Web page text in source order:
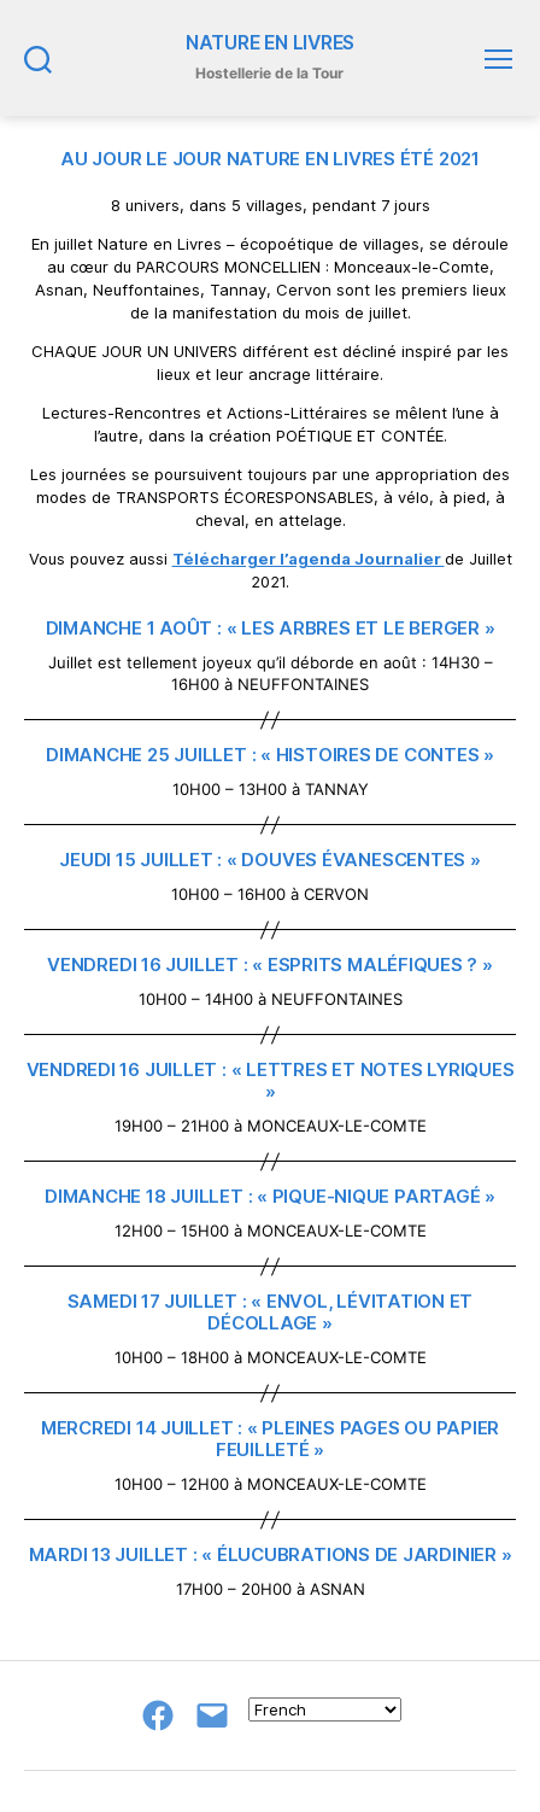
NATURE EN LIVRES
Hostellerie de la Tour
AU JOUR LE JOUR NATURE EN LIVRES ÉTÉ 2021
8 univers, dans 5 villages, pendant 7 jours
En juillet Nature en Livres – écopoétique de villages, se déroule
au cœur du PARCOURS MONCELLIEN : Monceaux-le-Comte,
Asnan, Neuffontaines, Tannay, Cervon sont les premiers lieux
de la manifestation du mois de juillet.
CHAQUE JOUR UN UNIVERS différent est décliné inspiré par les
lieux et leur ancrage littéraire.
Lectures-Rencontres et Actions-Littéraires se mêlent l’une à
l’autre, dans la création POÉTIQUE ET CONTÉE.
Les journées se poursuivent toujours par une appropriation des
modes de TRANSPORTS ÉCORESPONSABLES, à vélo, à pied, à
cheval, en attelage.
Vous pouvez aussi Télécharger l’agenda Journalierde Juillet
2021.
DIMANCHE 1 AOÛT : « LES ARBRES ET LE BERGER »
Juillet est tellement joyeux qu’il déborde en août : 14H30 –
16H00 à NEUFFONTAINES
DIMANCHE 25 JUILLET : « HISTOIRES DE CONTES »
10H00 – 13H00 à TANNAY
JEUDI 15 JUILLET : « DOUVES ÉVANESCENTES »
10H00 – 16H00 à CERVON
VENDREDI 16 JUILLET : « ESPRITS MALÉFIQUES ? »
10H00 – 14H00 à NEUFFONTAINES
VENDREDI 16 JUILLET : « LETTRES ET NOTES LYRIQUES
»
19H00 – 21H00 à MONCEAUX-LE-COMTE
DIMANCHE 18 JUILLET : « PIQUE-NIQUE PARTAGÉ »
12H00 – 15H00 à MONCEAUX-LE-COMTE
SAMEDI 17 JUILLET : « ENVOL, LÉVITATION ET
DÉCOLLAGE »
10H00 – 18H00 à MONCEAUX-LE-COMTE
MERCREDI 14 JUILLET : « PLEINES PAGES OU PAPIER
FEUILLETÉ »
10H00 – 12H00 à MONCEAUX-LE-COMTE
MARDI 13 JUILLET : « ÉLUCUBRATIONS DE JARDINIER »
17H00 – 20H00 à ASNAN
Groupe
NeL
E-
à